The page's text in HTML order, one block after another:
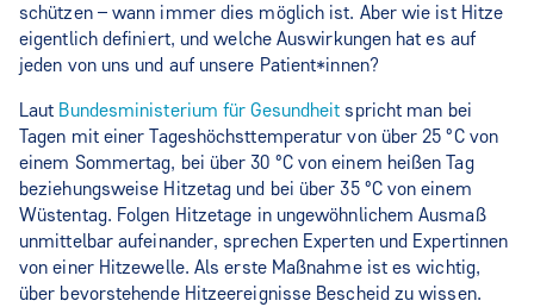
schützen – wann immer dies möglich ist. Aber wie ist Hitze
eigentlich definiert, und welche Auswirkungen hat es auf
jeden von uns und auf unsere Patient*innen?
Laut Bundesministerium für Gesundheit spricht man bei
Tagen mit einer Tageshöchsttemperatur von über 25 °C von
einem Sommertag, bei über 30 °C von einem heißen Tag
beziehungsweise Hitzetag und bei über 35 °C von einem
Wüstentag. Folgen Hitzetage in ungewöhnlichem Ausmaß
unmittelbar aufeinander, sprechen Experten und Expertinnen
von einer Hitzewelle. Als erste Maßnahme ist es wichtig,
über bevorstehende Hitzeereignisse Bescheid zu wissen.